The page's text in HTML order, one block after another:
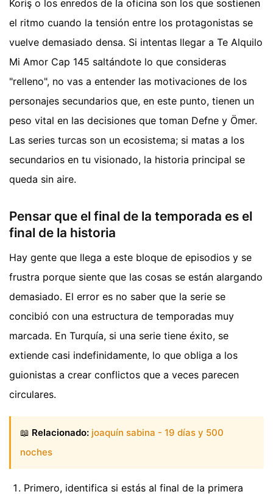
Koriş o los enredos de la oficina son los que sostienen
el ritmo cuando la tensión entre los protagonistas se
vuelve demasiado densa. Si intentas llegar a Te Alquilo
Mi Amor Cap 145 saltándote lo que consideras
"relleno", no vas a entender las motivaciones de los
personajes secundarios que, en este punto, tienen un
peso vital en las decisiones que toman Defne y Ömer.
Las series turcas son un ecosistema; si matas a los
secundarios en tu visionado, la historia principal se
queda sin aire.
Pensar que el final de la temporada es el
final de la historia
Hay gente que llega a este bloque de episodios y se
frustra porque siente que las cosas se están alargando
demasiado. El error es no saber que la serie se
concibió con una estructura de temporadas muy
marcada. En Turquía, si una serie tiene éxito, se
extiende casi indefinidamente, lo que obliga a los
guionistas a crear conflictos que a veces parecen
circulares.
📖 Relacionado: joaquín sabina - 19 días y 500
noches
Primero, identifica si estás al final de la primera